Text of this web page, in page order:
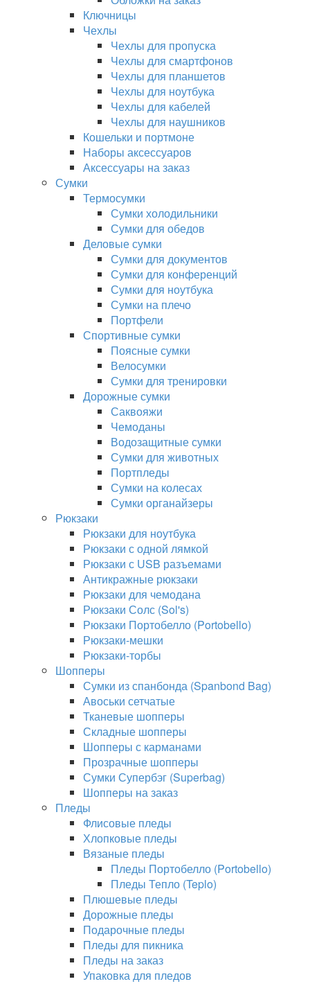
Ключницы
Чехлы
Чехлы для пропуска
Чехлы для смартфонов
Чехлы для планшетов
Чехлы для ноутбука
Чехлы для кабелей
Чехлы для наушников
Кошельки и портмоне
Наборы аксессуаров
Аксессуары на заказ
Сумки
Термосумки
Сумки холодильники
Сумки для обедов
Деловые сумки
Сумки для документов
Сумки для конференций
Сумки для ноутбука
Сумки на плечо
Портфели
Спортивные сумки
Поясные сумки
Велосумки
Сумки для тренировки
Дорожные сумки
Саквояжи
Чемоданы
Водозащитные сумки
Сумки для животных
Портпледы
Сумки на колесах
Сумки органайзеры
Рюкзаки
Рюкзаки для ноутбука
Рюкзаки с одной лямкой
Рюкзаки с USB разъемами
Антикражные рюкзаки
Рюкзаки для чемодана
Рюкзаки Солс (Sol's)
Рюкзаки Портобелло (Portobello)
Рюкзаки-мешки
Рюкзаки-торбы
Шопперы
Сумки из спанбонда (Spanbond Bag)
Авоськи сетчатые
Тканевые шопперы
Складные шопперы
Шопперы с карманами
Прозрачные шопперы
Сумки Супербэг (Superbag)
Шопперы на заказ
Пледы
Флисовые пледы
Хлопковые пледы
Вязаные пледы
Пледы Портобелло (Portobello)
Пледы Тепло (Teplo)
Плюшевые пледы
Дорожные пледы
Подарочные пледы
Пледы для пикника
Пледы на заказ
Упаковка для пледов